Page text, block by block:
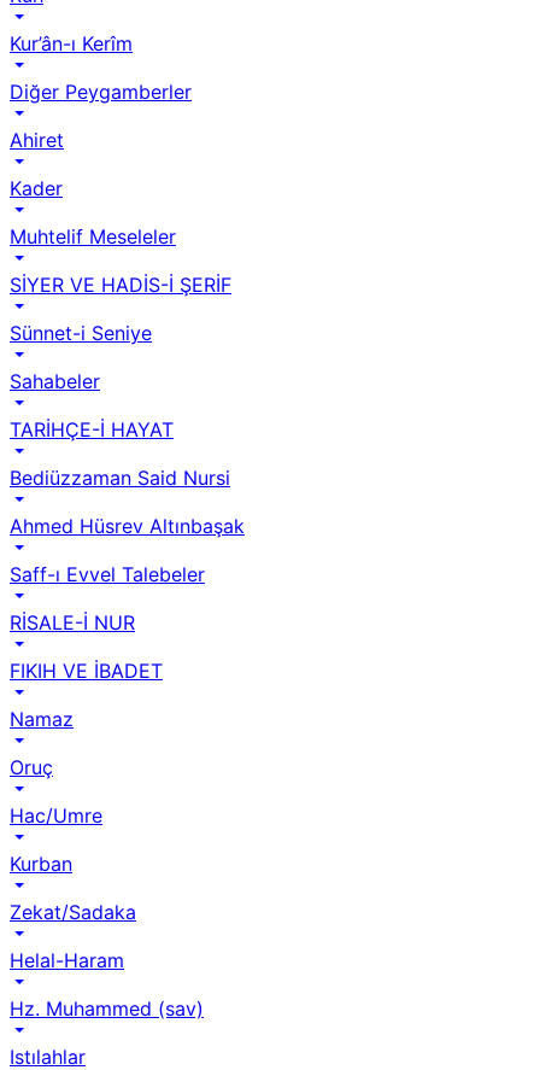
Kur’ân-ı Kerîm
Diğer Peygamberler
Ahiret
Kader
Muhtelif Meseleler
SİYER VE HADİS-İ ŞERİF
Sünnet-i Seniye
Sahabeler
TARİHÇE-İ HAYAT
Bediüzzaman Said Nursi
Ahmed Hüsrev Altınbaşak
Saff-ı Evvel Talebeler
RİSALE-İ NUR
FIKIH VE İBADET
Namaz
Oruç
Hac/Umre
Kurban
Zekat/Sadaka
Helal-Haram
Hz. Muhammed (sav)
Istılahlar